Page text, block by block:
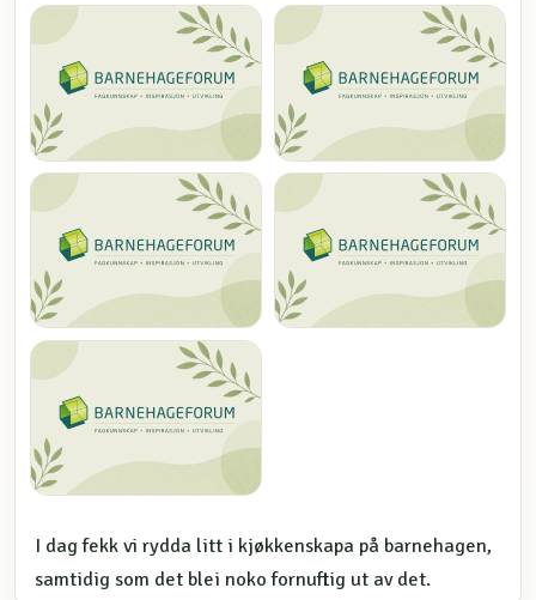
I dag fekk vi rydda litt i kjøkkenskapa på barnehagen,
samtidig som det blei noko fornuftig ut av det.